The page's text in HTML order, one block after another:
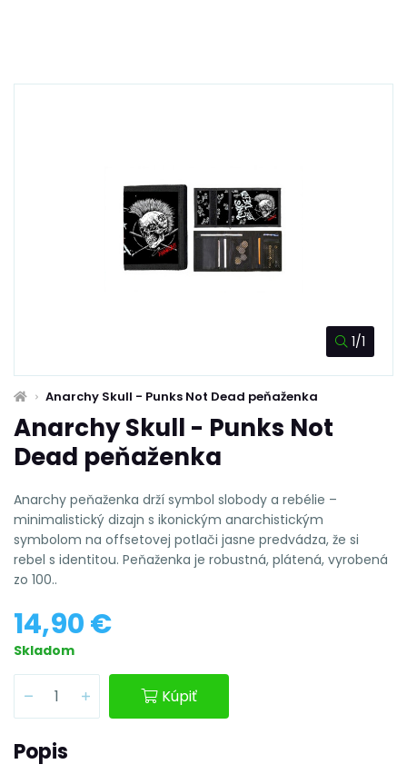
1/1
Anarchy Skull - Punks Not Dead peňaženka
Anarchy Skull - Punks Not
Dead peňaženka
Anarchy peňaženka drží symbol slobody a rebélie –
minimalistický dizajn s ikonickým anarchistickým
symbolom na offsetovej potlači jasne predvádza, že si
rebel s identitou. Peňaženka je robustná, plátená, vyrobená
zo 100..
14,90 €
Skladom
Kúpiť
Popis